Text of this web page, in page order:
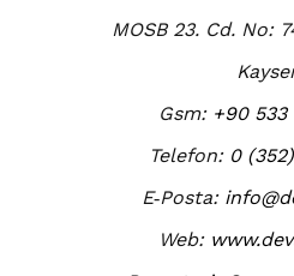
MOSB 23. Cd. No:
Gsm: +90 533
Telefon: 0
E‑Posta:
Web: